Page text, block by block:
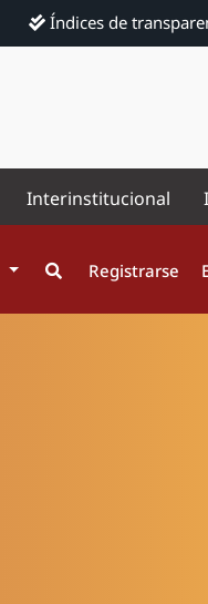
Índices de
Interinstitucional
Registrarse